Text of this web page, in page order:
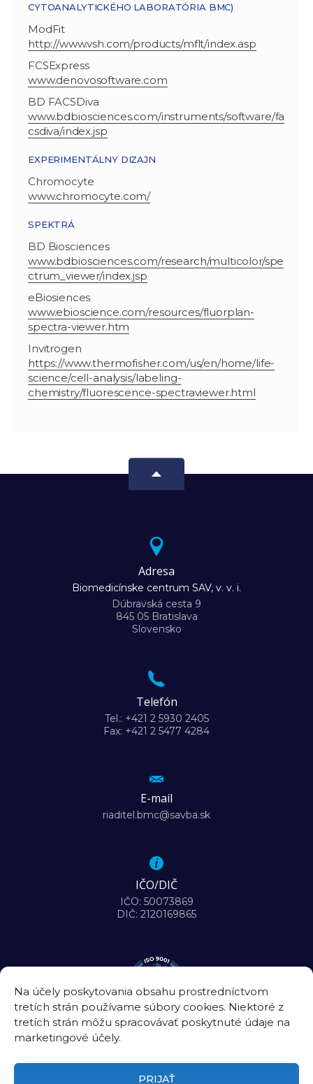
Na účely poskytovania obsahu prostredníctvom
tretích strán používame súbory cookies. Niektoré z
tretích strán môžu spracovávať poskytnuté údaje na
marketingové účely.
PRIJAŤ
CYTOANALYTICKÉHO LABORATÓRIA BMC)
ModFit
http://www.vsh.com/products/mflt/index.asp
FCSExpress
www.denovosoftware.com
BD FACSDiva
www.bdbiosciences.com/instruments/software/fa
csdiva/index.jsp
EXPERIMENTÁLNY DIZAJN
Chromocyte
www.chromocyte.com/
SPEKTRÁ
BD Biosciences
www.bdbiosciences.com/research/multicolor/spe
ctrum_viewer/index.jsp
eBiosiences
www.ebioscience.com/resources/fluorplan-
spectra-viewer.htm
Invitrogen
https://www.thermofisher.com/us/en/home/life-
science/cell-analysis/labeling-
chemistry/fluorescence-spectraviewer.html
Adresa
Biomedicínske centrum SAV, v. v. i.
Dúbravská cesta 9
845 05 Bratislava
Slovensko
Telefón
Tel.: +421 2 5930 2405
Fax: +421 2 5477 4284
E-mail
riaditel.bmc@savba.sk
IČO/DIČ
IČO: 50073869
DIČ: 2120169865